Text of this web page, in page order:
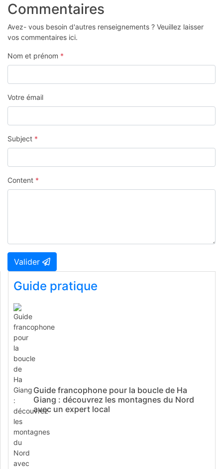
Commentaires
Avez- vous besoin d'autres renseignements ? Veuillez laisser
vos commentaires ici.
Nom et prénom *
Votre émail
Subject *
Content *
Valider
Guide pratique
Guide francophone pour la boucle de Ha
Giang : découvrez les montagnes du Nord
avec un expert local